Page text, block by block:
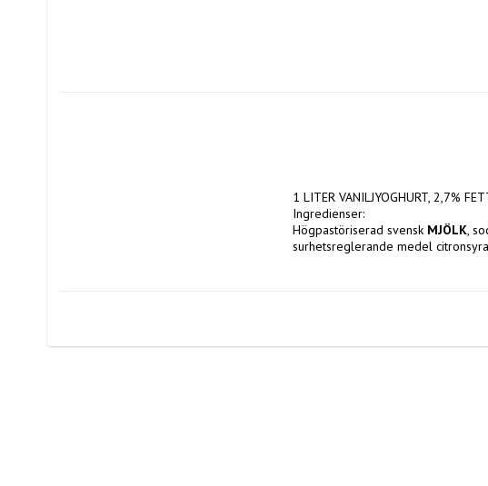
1 LITER VANILJYOGHURT, 2,7%
Ingredienser:
Högpastöriserad svensk MJÖLK ,
surhetsreglerande medel